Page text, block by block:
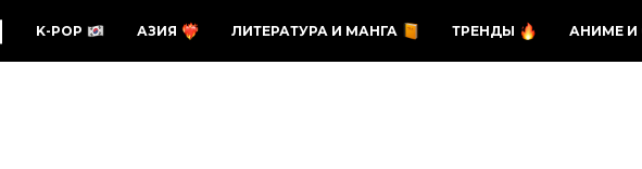
K-POP АЗИЯ ЛИТЕРАТУРА И МАНГА ТРЕНДЫ АНИМЕ И